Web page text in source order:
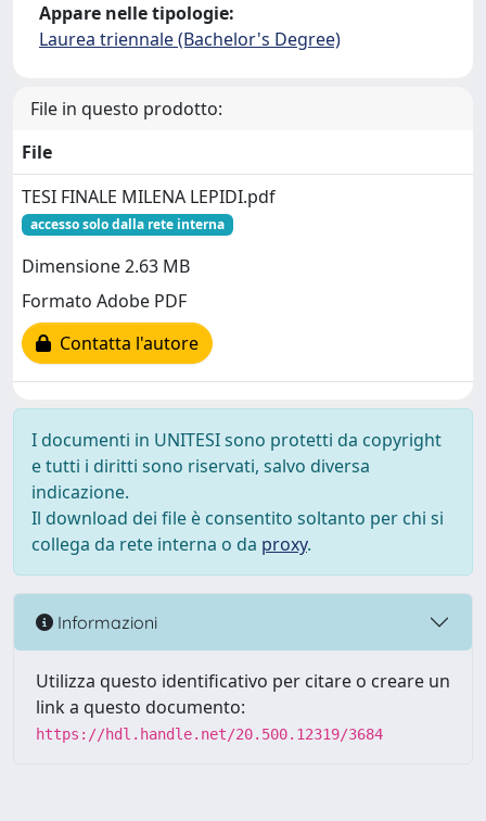
Appare nelle tipologie:
Laurea triennale (Bachelor's Degree)
File in questo prodotto:
File
TESI FINALE MILENA LEPIDI.pdf
accesso solo dalla rete interna
Dimensione 2.63 MB
Formato Adobe PDF
Contatta l'autore
I documenti in UNITESI sono protetti da copyright
e tutti i diritti sono riservati, salvo diversa
indicazione.
Il download dei file è consentito soltanto per chi si
collega da rete interna o da proxy.
Informazioni
Utilizza questo identificativo per citare o creare un
link a questo documento:
https://hdl.handle.net/20.500.12319/3684